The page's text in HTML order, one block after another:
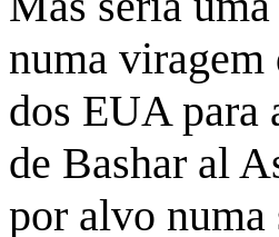
numa viragem
dos EUA para
de Bashar al
por alvo numa